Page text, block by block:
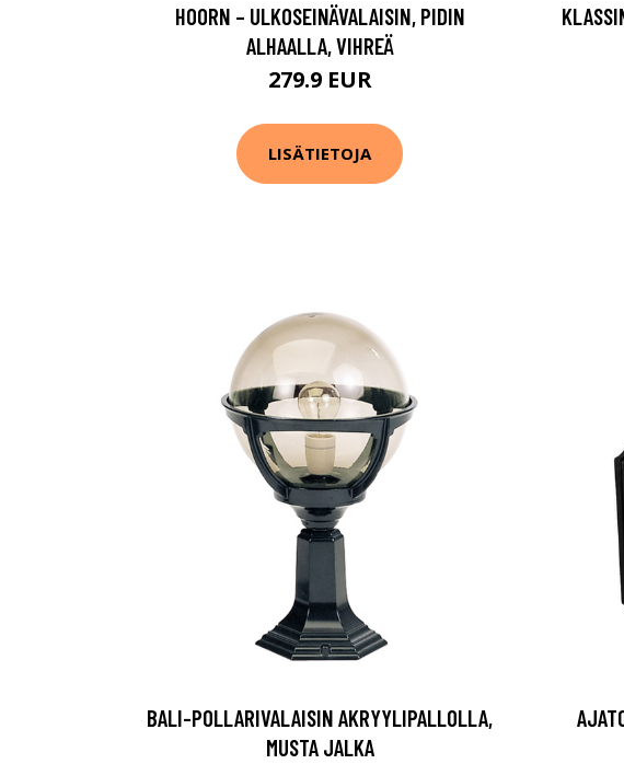
HOORN – ULKOSEINÄVALAISIN, PIDIN
ALHAALLA, VIHREÄ
279.9 EUR
LISÄTIETOJA
BALI-POLLARIVALAISIN AKRYYLIPALLOLLA,
MUSTA JALKA